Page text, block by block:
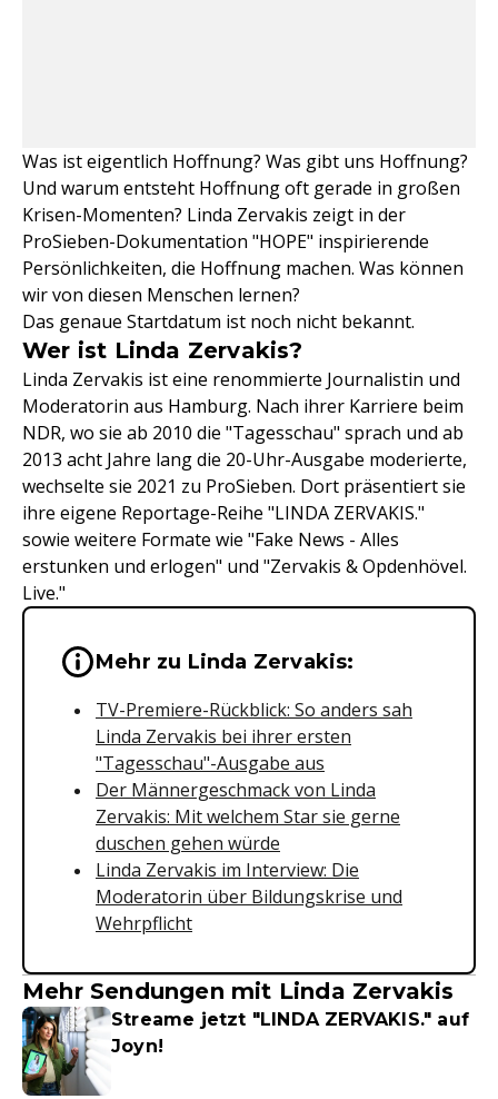
Was ist eigentlich Hoffnung? Was gibt uns Hoffnung?
Und warum entsteht Hoffnung oft gerade in großen
Krisen-Momenten? Linda Zervakis zeigt in der
ProSieben-Dokumentation "HOPE" inspirierende
Persönlichkeiten, die Hoffnung machen. Was können
wir von diesen Menschen lernen?
Das genaue Startdatum ist noch nicht bekannt.
Wer ist Linda Zervakis?
Linda Zervakis ist eine renommierte Journalistin und
Moderatorin aus Hamburg. Nach ihrer Karriere beim
NDR, wo sie ab 2010 die "Tagesschau" sprach und ab
2013 acht Jahre lang die 20-Uhr-Ausgabe moderierte,
wechselte sie 2021 zu ProSieben. Dort präsentiert sie
ihre eigene Reportage-Reihe "LINDA ZERVAKIS."
sowie weitere Formate wie "Fake News - Alles
erstunken und erlogen" und "Zervakis & Opdenhövel.
Live."
Wichtige Hinweise &
Mehr zu Linda Zervakis:
TV-Premiere-Rückblick: So anders sah
Linda Zervakis bei ihrer ersten
"Tagesschau"-Ausgabe aus
Der Männergeschmack von Linda
Zervakis: Mit welchem Star sie gerne
duschen gehen würde
Linda Zervakis im Interview: Die
Moderatorin über Bildungskrise und
Wehrpflicht
Mehr Sendungen mit Linda Zervakis
Streame jetzt "LINDA ZERVAKIS." auf
Joyn!